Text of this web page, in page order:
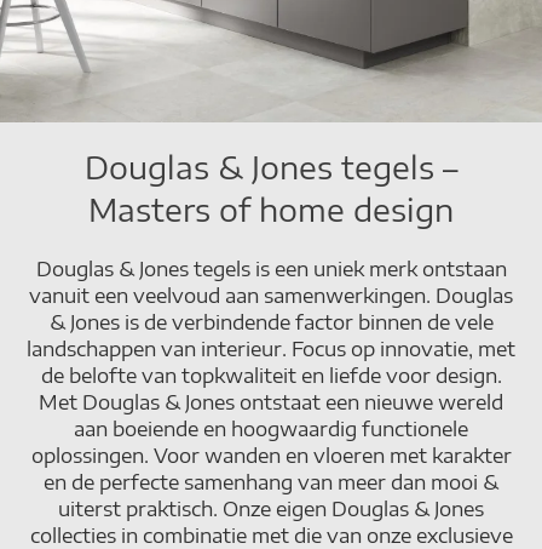
Douglas & Jones tegels –
Masters of home design
Douglas & Jones tegels is een uniek merk ontstaan
vanuit een veelvoud aan samenwerkingen. Douglas
& Jones is de verbindende factor binnen de vele
landschappen van interieur. Focus op innovatie, met
de belofte van topkwaliteit en liefde voor design.
Met Douglas & Jones ontstaat een nieuwe wereld
aan boeiende en hoogwaardig functionele
oplossingen. Voor wanden en vloeren met karakter
en de perfecte samenhang van meer dan mooi &
uiterst praktisch. Onze eigen Douglas & Jones
collecties in combinatie met die van onze exclusieve